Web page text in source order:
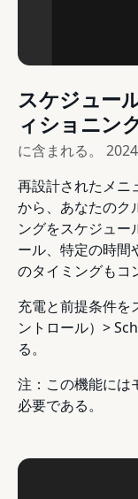
スケジュー
ィショニン
に含まれる。
再設計されたメニ
から、あなたのク
ングをスケジュー
ール、特定の時間
のタイミングもコ
充電と前提条件
ントロール）>
る。
注：この機能には
必要である。